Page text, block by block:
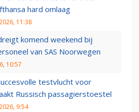
hard omlaag
11:38
komend weekend bij
van SAS Noorwegen
10:57
testvlucht voor
Russisch passagierstoestel
9:54